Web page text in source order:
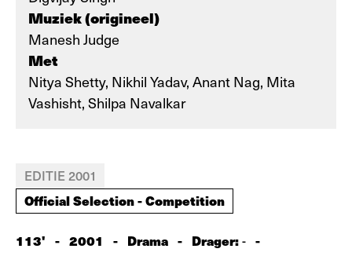
Muziek (origineel)
Manesh Judge
Met
Nitya Shetty, Nikhil Yadav, Anant Nag, Mita
Vashisht, Shilpa Navalkar
EDITIE 2001
Official Selection - Competition
113' - 2001 - Drama - Drager:- -